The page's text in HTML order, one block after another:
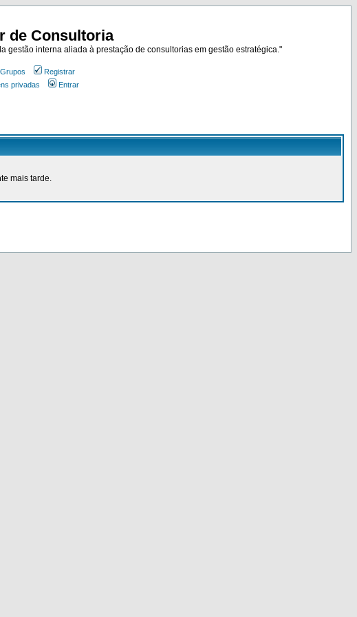
de Consultoria
interna aliada à prestação de consultorias em gestão estratégica."
Grupos
Registrar
privadas Entrar
mais tarde.